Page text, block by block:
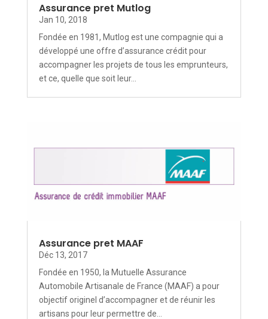
Assurance pret Mutlog
Jan 10, 2018
Fondée en 1981, Mutlog est une compagnie qui a
développé une offre d’assurance crédit pour
accompagner les projets de tous les emprunteurs,
et ce, quelle que soit leur...
Assurance pret MAAF
Déc 13, 2017
Fondée en 1950, la Mutuelle Assurance
Automobile Artisanale de France (MAAF) a pour
objectif originel d’accompagner et de réunir les
artisans pour leur permettre de...